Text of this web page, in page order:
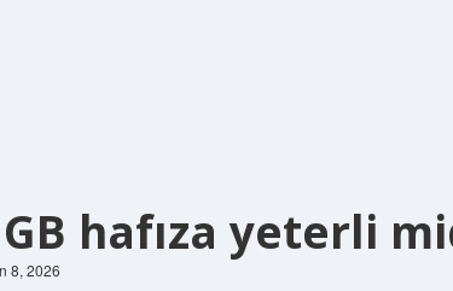
hafıza yeterli
8, 2026